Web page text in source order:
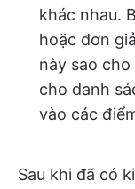
khác nhau.
hoặc đơn
này sao cho
cho danh
vào các
Sau khi đã có